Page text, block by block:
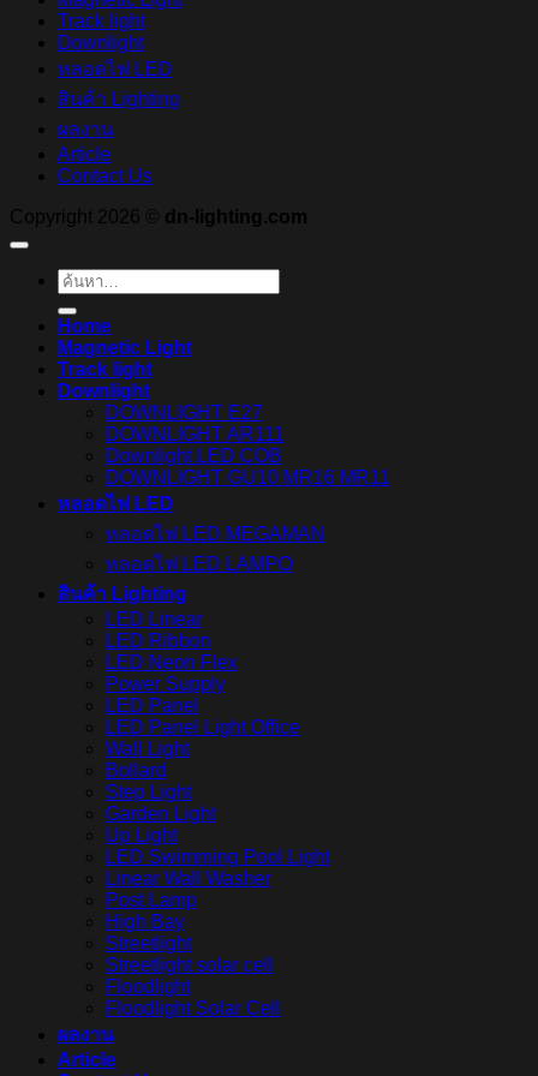
Track light
Downlight
หลอดไฟ LED
สินค้า Lighting
ผลงาน
Article
Contact Us
Copyright 2026 © dn-lighting.com
ค้นหา:
Home
Magnetic Light
Track light
Downlight
DOWNLIGHT E27
DOWNLIGHT AR111
Downlight LED COB
DOWNLIGHT GU10 MR16 MR11
หลอดไฟ LED
หลอดไฟ LED MEGAMAN
หลอดไฟ LED LAMPO
สินค้า Lighting
LED Linear
LED Ribbon
LED Neon Flex
Power Supply
LED Panel
LED Panel Light Office
Wall Light
Bollard
Step Light
Garden Light
Up Light
LED Swimming Pool Light
Linear Wall Washer
Post Lamp
High Bay
Streetlight
Streetlight solar cell
Floodlight
Floodlight Solar Cell
ผลงาน
Article